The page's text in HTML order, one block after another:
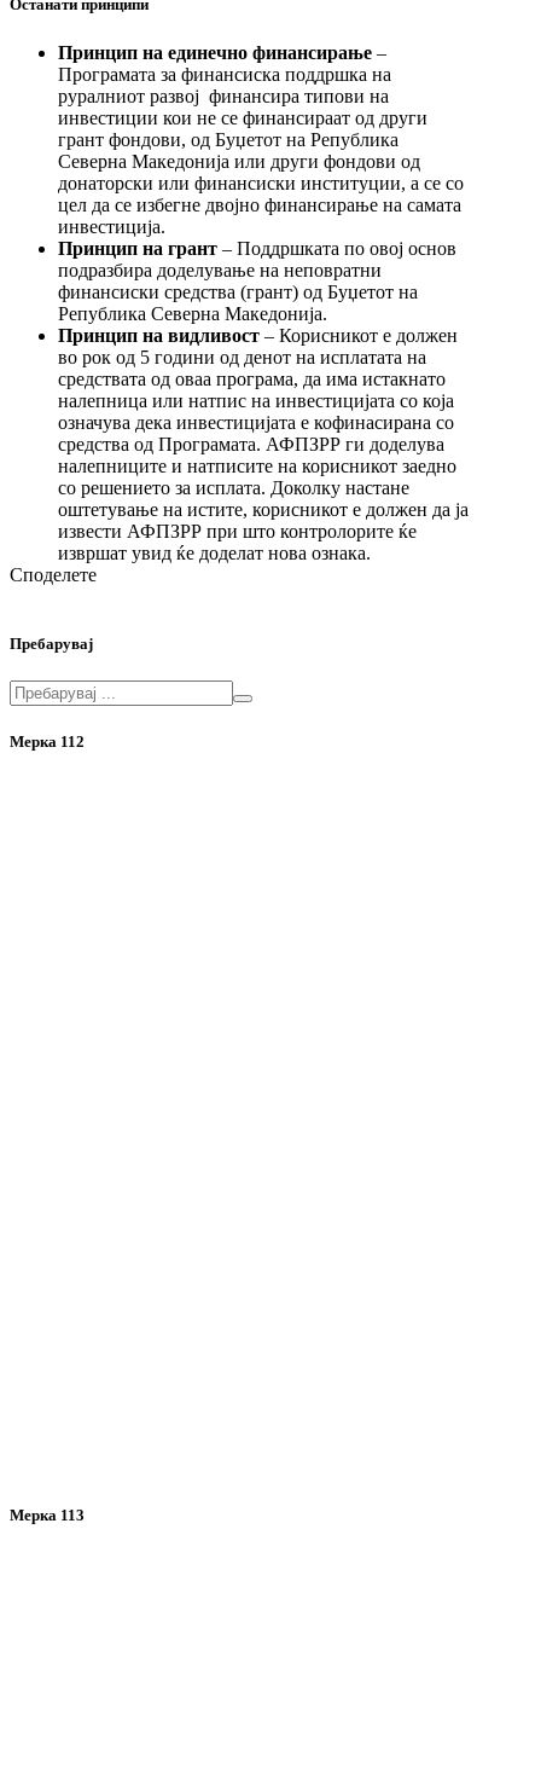
Останати принципи
Принцип на единечно финансирање –
Програмата за финансиска поддршка на
руралниот развој финансира типови на
инвестиции кои не се финансираат од други
грант фондови, од Буџетот на Република
Северна Македонија или други фондови од
донаторски или финансиски институции, а се со
цел да се избегне двојно финансирање на самата
инвестиција.
Принцип на грант – Поддршката по овој основ
подразбира доделување на неповратни
финансиски средства (грант) од Буџетот на
Република Северна Македонија.
Принцип на видливост – Корисникот е должен
во рок од 5 години од денот на исплатата на
средствата од оваа програма, да има истакнато
налепница или натпис на инвестицијата со која
означува дека инвестицијата е кофинасирана со
средства од Програмата. АФПЗРР ги доделува
налепниците и натписите на корисникот заедно
со решението за исплата. Доколку настане
оштетување на истите, корисникот е должен да ја
извести АФПЗРР при што контролорите ќе
извршат увид ќе доделат нова ознака.
Споделете
Пребарувај
Мерка 112
Мерка 113